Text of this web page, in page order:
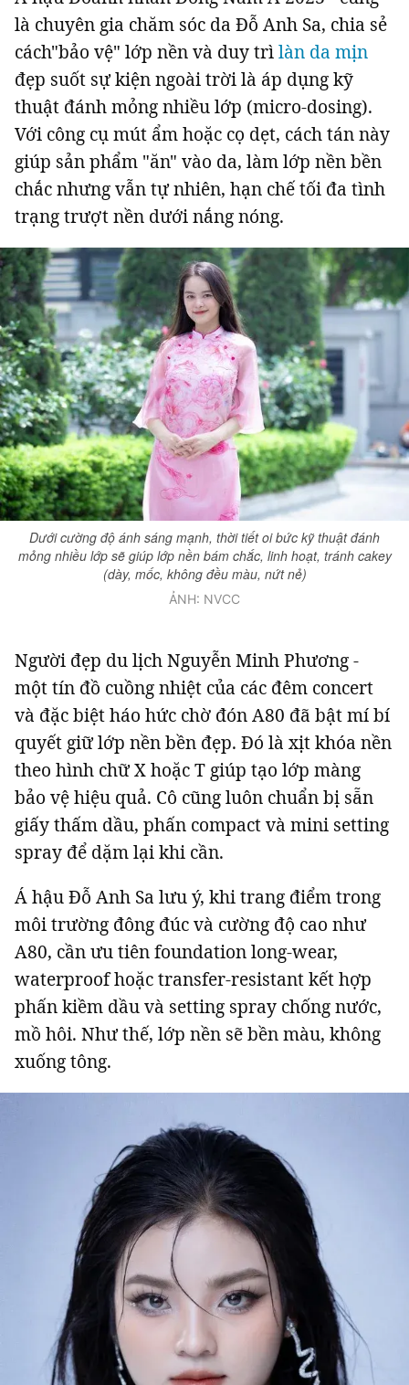
là chuyên gia chăm sóc da Đỗ Anh Sa, chia sẻ
cách"bảo vệ" lớp nền và duy trìlàn da mịn
đẹp suốt sự kiện ngoài trời là áp dụng kỹ
thuật đánh mỏng nhiều lớp (micro-dosing).
Với công cụ mút ẩm hoặc cọ dẹt, cách tán này
giúp sản phẩm "ăn" vào da, làm lớp nền bền
chắc nhưng vẫn tự nhiên, hạn chế tối đa tình
trạng trượt nền dưới nắng nóng.
Dưới cường độ ánh sáng mạnh, thời tiết oi bức kỹ thuật đánh
mỏng nhiều lớp sẽ giúp lớp nền bám chắc, linh hoạt, tránh cakey
(dày, mốc, không đều màu, nứt nẻ)
ẢNH: NVCC
Người đẹp du lịch Nguyễn Minh Phương -
một tín đồ cuồng nhiệt của các đêm concert
và đặc biệt háo hức chờ đón A80 đã bật mí bí
quyết giữ lớp nền bền đẹp. Đó là xịt khóa nền
theo hình chữ X hoặc T giúp tạo lớp màng
bảo vệ hiệu quả. Cô cũng luôn chuẩn bị sẵn
giấy thấm dầu, phấn compact và mini setting
spray để dặm lại khi cần.
Á hậu Đỗ Anh Sa lưu ý, khi trang điểm trong
môi trường đông đúc và cường độ cao như
A80, cần ưu tiên foundation long-wear,
waterproof hoặc transfer-resistant kết hợp
phấn kiềm dầu và setting spray chống nước,
mồ hôi. Như thế, lớp nền sẽ bền màu, không
xuống tông.